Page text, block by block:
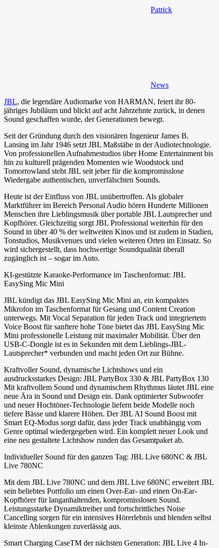
Patrick
News
JBL, die legendäre Audiomarke von HARMAN, feiert ihr 80-
jähriges Jubiläum und blickt auf acht Jahrzehnte zurück, in denen
Sound geschaffen wurde, der Generationen bewegt.
Seit der Gründung durch den visionären Ingenieur James B.
Lansing im Jahr 1946 setzt JBL Maßstäbe in der Audiotechnologie.
Von professionellen Aufnahmestudios über Home Entertainment bis
hin zu kulturell prägenden Momenten wie Woodstock und
Tomorrowland steht JBL seit jeher für die kompromisslose
Wiedergabe authentischen, unverfälschten Sounds.
Heute ist der Einfluss von JBL unübertroffen. Als globaler
Marktführer im Bereich Personal Audio hören Hunderte Millionen
Menschen ihre Lieblingsmusik über portable JBL Lautsprecher und
Kopfhörer. Gleichzeitig sorgt JBL Professional weiterhin für den
Sound in über 40 % der weltweiten Kinos und ist zudem in Stadien,
Tonstudios, Musikvenues und vielen weiteren Orten im Einsatz. So
wird sichergestellt, dass hochwertige Soundqualität überall
zugänglich ist – sogar im Auto.
KI-gestützte Karaoke-Performance im Taschenformat: JBL
EasySing Mic Mini
JBL kündigt das JBL EasySing Mic Mini an, ein kompaktes
Mikrofon im Taschenformat für Gesang und Content Creation
unterwegs. Mit Vocal Separation für jeden Track und integriertem
Voice Boost für sanftere hohe Töne bietet das JBL EasySing Mic
Mini professionelle Leistung mit maximaler Mobilität. Über den
USB-C-Dongle ist es in Sekunden mit dem Lieblings-JBL-
Lautsprecher* verbunden und macht jeden Ort zur Bühne.
Kraftvoller Sound, dynamische Lichtshows und ein
ausdrucksstarkes Design: JBL PartyBox 330 & JBL PartyBox 130
Mit kraftvollem Sound und dynamischem Rhythmus läutet JBL eine
neue Ära in Sound und Design ein. Dank optimierter Subwoofer
und neuer Hochtöner-Technologie liefern beide Modelle noch
tiefere Bässe und klarere Höhen. Der JBL AI Sound Boost mit
Smart EQ-Modus sorgt dafür, dass jeder Track unabhängig vom
Genre optimal wiedergegeben wird. Ein komplett neuer Look und
eine neu gestaltete Lichtshow runden das Gesamtpaket ab.
Individueller Sound für den ganzen Tag: JBL Live 680NC & JBL
Live 780NC
Mit dem JBL Live 780NC und dem JBL Live 680NC erweitert JBL
sein beliebtes Portfolio um einen Over-Ear- und einen On-Ear-
Kopfhörer für langanhaltenden, kompromisslosen Sound.
Leistungsstarke Dynamiktreiber und fortschrittliches Noise
Cancelling sorgen für ein intensives Hörerlebnis und blenden selbst
kleinste Ablenkungen zuverlässig aus.
Smart Charging CaseTM der nächsten Generation: JBL Live 4 In-